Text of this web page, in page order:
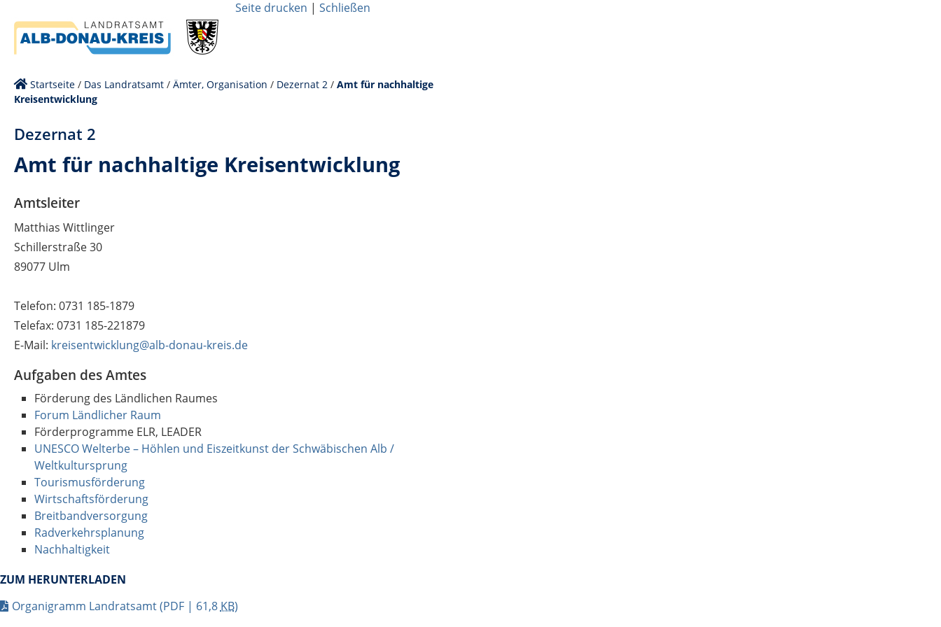
Seite drucken | Schließen
Startseite / Das Landratsamt /Ämter, Organisation / Dezernat 2 /Amt für nachhaltige
Kreisentwicklung
Dezernat 2
Amt für nachhaltige Kreisentwicklung
Amtsleiter
Matthias Wittlinger
Schillerstraße 30
89077 Ulm
Telefon: 0731 185-1879
Telefax: 0731 185-221879
E-Mail: kreisentwicklung@alb-donau-kreis.de
Aufgaben des Amtes
Förderung des Ländlichen Raumes
Forum Ländlicher Raum
Förderprogramme ELR, LEADER
UNESCO Welterbe – Höhlen und Eiszeitkunst der Schwäbischen Alb /
Weltkultursprung
Tourismusförderung
Wirtschaftsförderung
Breitbandversorgung
Radverkehrsplanung
Nachhaltigkeit
ZUM HERUNTERLADEN
Organigramm Landratsamt(PDF | 61,8 KB)